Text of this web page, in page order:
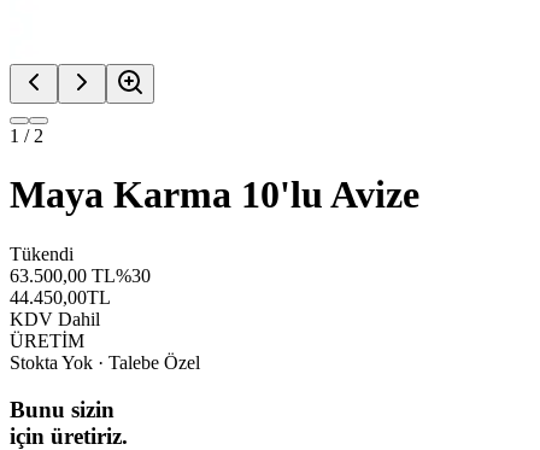
1 / 2
Maya Karma 10'lu Avize
Tükendi
63.500,00 TL%30
44.450,00TL
KDV Dahil
ÜRETİM
Stokta Yok · Talebe Özel
Bunu sizin
için üretiriz.